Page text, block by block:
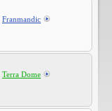
Franmandic
Terra Dome